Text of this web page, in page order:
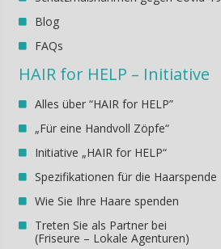
Blog
FAQs
HAIR for HELP – Initiative
Alles über “HAIR for HELP”
„Für eine Handvoll Zöpfe“
Initiative „HAIR for HELP“
Spezifikationen für die Haarspende
Wie Sie Ihre Haare spenden
Treten Sie als Partner bei
(Friseure – Lokale Agenturen)